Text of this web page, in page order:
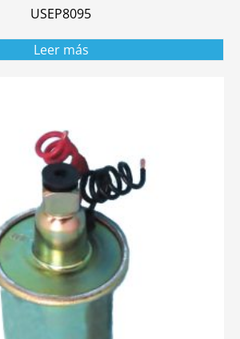
USEP8095
Leer más